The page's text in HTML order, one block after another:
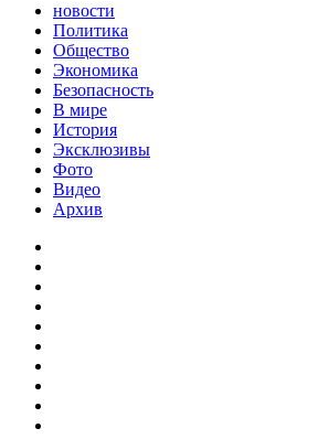
новости
Политика
Общество
Экономика
Безопасность
В мире
История
Эксклюзивы
Фото
Видео
Архив